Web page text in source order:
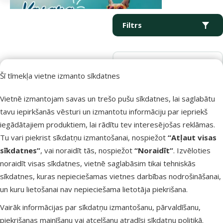
Šī tīmekļa vietne izmanto sīkdatnes
Vietnē izmantojam savas un trešo pušu sīkdatnes, lai saglabātu
tavu iepirkšanās vēsturi un izmantotu informāciju par iepriekš
iegādātajiem produktiem, lai rādītu tev interesējošas reklāmas.
Tu vari piekrist sīkdatņu izmantošanai, nospiežot “Atļaut visas
sīkdatnes”, vai noraidīt tās, nospiežot “Noraidīt”. Izvēloties
noraidīt visas sīkdatnes, vietnē saglabāsim tikai tehniskās
sīkdatnes, kuras nepieciešamas vietnes darbības nodrošināšanai,
un kuru lietošanai nav nepieciešama lietotāja piekrišana.
Vairāk informācijas par sīkdatņu izmantošanu, pārvaldīšanu,
piekrišanas mainīšanu vai atcelšanu atradīsi sīkdatņu politikā.
Filtrs
Kārtot pēc
Produkti kategorijā Šļūtenes un cits
Raksti e-pastā
eveikals@dinozoo.lv
Zvani – 26 100 502
P–Pk 9:00 – 17:00
sākt saraksti kādu no mūsu veikaliem